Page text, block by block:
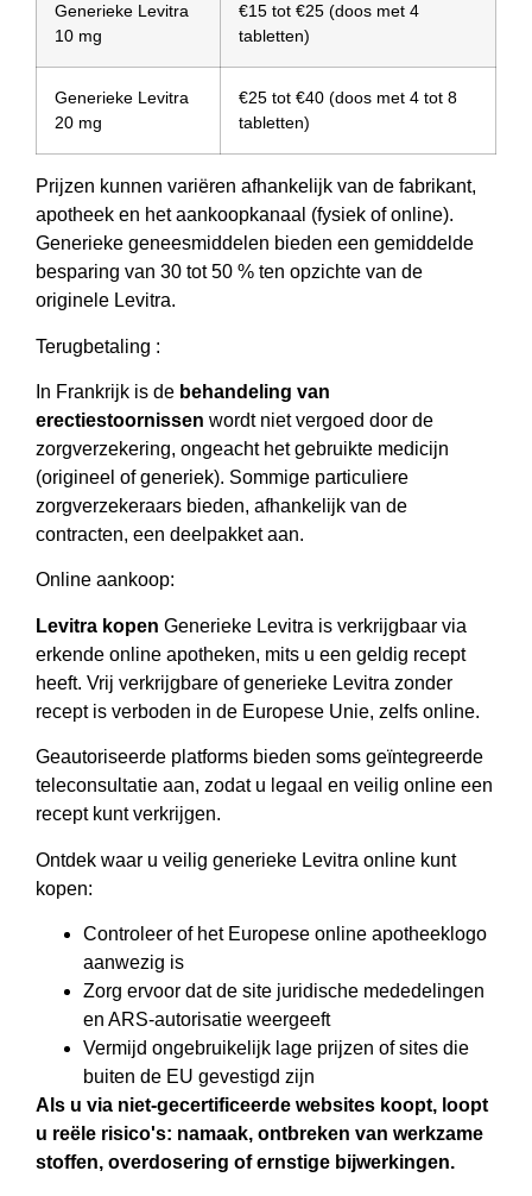
Generieke Levitra
10 mg
€15 tot €25 (doos met 4
tabletten)
Generieke Levitra
20 mg
€25 tot €40 (doos met 4 tot 8
tabletten)
Prijzen kunnen variëren afhankelijk van de fabrikant,
apotheek en het aankoopkanaal (fysiek of online).
Generieke geneesmiddelen bieden een gemiddelde
besparing van 30 tot 50 % ten opzichte van de
originele Levitra.
Terugbetaling :
In Frankrijk is de behandeling van
erectiestoornissen wordt niet vergoed door de
zorgverzekering, ongeacht het gebruikte medicijn
(origineel of generiek). Sommige particuliere
zorgverzekeraars bieden, afhankelijk van de
contracten, een deelpakket aan.
Online aankoop:
Levitra kopen Generieke Levitra is verkrijgbaar via
erkende online apotheken, mits u een geldig recept
heeft. Vrij verkrijgbare of generieke Levitra zonder
recept is verboden in de Europese Unie, zelfs online.
Geautoriseerde platforms bieden soms geïntegreerde
teleconsultatie aan, zodat u legaal en veilig online een
recept kunt verkrijgen.
Ontdek waar u veilig generieke Levitra online kunt
kopen:
Controleer of het Europese online apotheeklogo
aanwezig is
Zorg ervoor dat de site juridische mededelingen
en ARS-autorisatie weergeeft
Vermijd ongebruikelijk lage prijzen of sites die
buiten de EU gevestigd zijn
Als u via niet-gecertificeerde websites koopt, loopt
u reële risico's: namaak, ontbreken van werkzame
stoffen, overdosering of ernstige bijwerkingen.